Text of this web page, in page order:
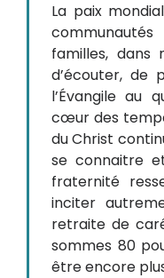
La paix
familles, dans
d’écouter, de
l’Évangile au
cœur des
du Christ
se connaitre
fraternité
inciter
retraite de
sommes 80
être encore